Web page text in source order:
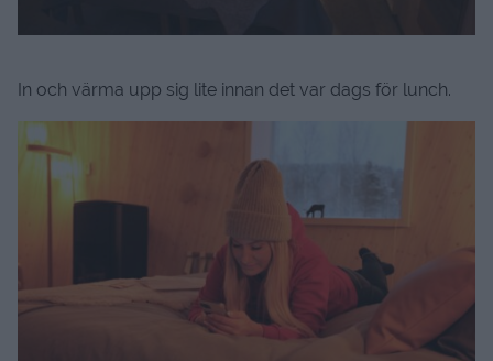
In och värma upp sig lite innan det var dags för lunch.